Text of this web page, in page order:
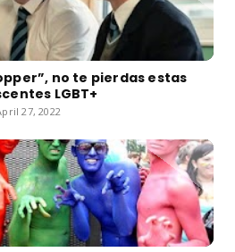
no te pierdas estas
LGBT+
27, 2022